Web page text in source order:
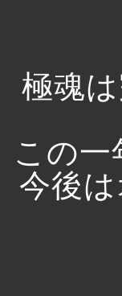
極魂
この
今後